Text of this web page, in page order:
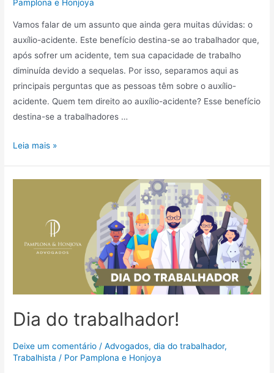
Pamplona e Honjoya
Vamos falar de um assunto que ainda gera muitas dúvidas: o
auxílio-acidente. Este benefício destina-se ao trabalhador que,
após sofrer um acidente, tem sua capacidade de trabalho
diminuída devido a sequelas. Por isso, separamos aqui as
principais perguntas que as pessoas têm sobre o auxílio-
acidente. Quem tem direito ao auxílio-acidente? Esse benefício
destina-se a trabalhadores …
Leia mais »
Dia do trabalhador!
Deixe um comentário /Advogados,dia do trabalhador,
Trabalhista / Por Pamplona e Honjoya